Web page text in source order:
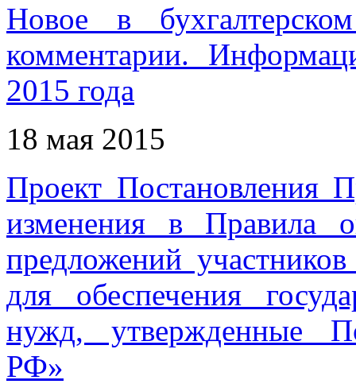
Новое в
комментарии.
2015 года
18 мая 2015
Проект Постановления
изменения в Правила
предложений
для обеспечения
нужд, утвержденные
РФ»